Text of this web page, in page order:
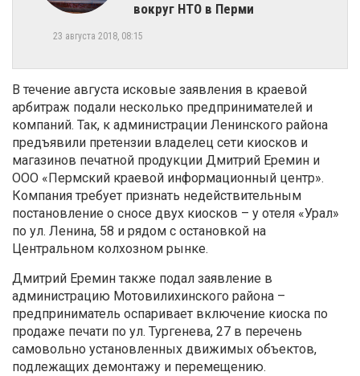
вокруг НТО в Перми
23 августа 2018, 08:15
В течение августа исковые заявления в краевой
арбитраж подали несколько предпринимателей и
компаний. Так, к администрации Ленинского района
предъявили претензии владелец сети киосков и
магазинов печатной продукции Дмитрий Еремин и
ООО «Пермский краевой информационный центр».
Компания требует признать недействительным
постановление о сносе двух киосков – у отеля «Урал»
по ул. Ленина, 58 и рядом с остановкой на
Центральном колхозном рынке.
Дмитрий Еремин также подал заявление в
администрацию Мотовилихинского района –
предприниматель оспаривает включение киоска по
продаже печати по ул. Тургенева, 27 в перечень
самовольно установленных движимых объектов,
подлежащих демонтажу и перемещению.